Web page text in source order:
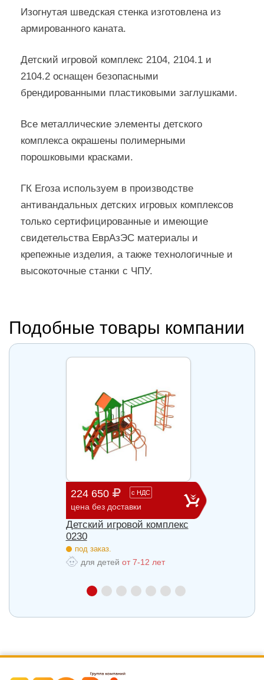
Изогнутая шведская стенка изготовлена из
армированного каната.
Детский игровой комплекс 2104, 2104.1 и
2104.2 оснащен безопасными
брендированными пластиковыми заглушками.
Все металлические элементы детского
комплекса окрашены полимерными
порошковыми красками.
ГК Егоза используем в производстве
антивандальных детских игровых комплексов
только сертифицированные и имеющие
свидетельства ЕврАзЭС материалы и
крепежные изделия, а также технологичные и
высокоточные станки с ЧПУ.
Подобные товары компании
224 650 с НДС
цена без доставки
Детский игровой комплекс
0230
под заказ.
для детей от 7-12 лет